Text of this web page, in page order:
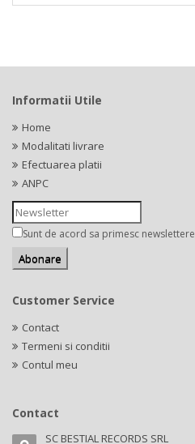
Informatii Utile
Home
Modalitati livrare
Efectuarea platii
ANPC
Sunt de acord sa primesc newslettere
Customer Service
Contact
Termeni si conditii
Contul meu
Contact
SC BESTIAL RECORDS SRL